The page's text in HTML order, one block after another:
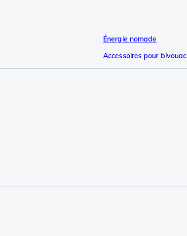
Énergie nomade
Accessoires pour bivouac